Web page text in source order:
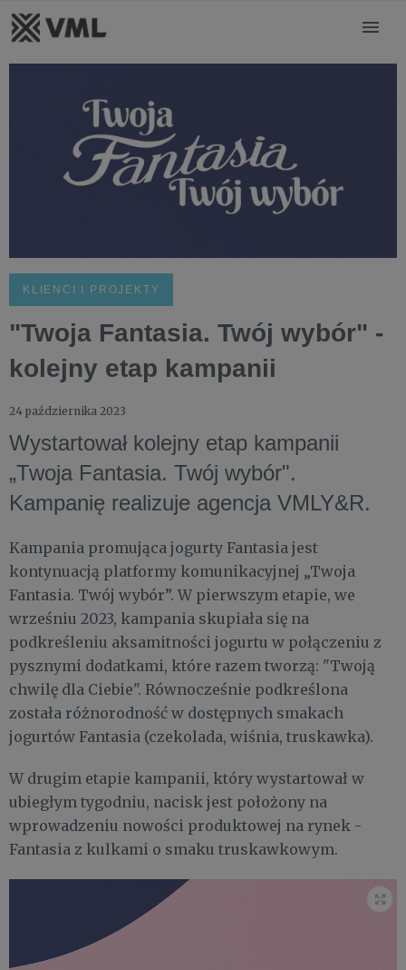
KLIENCI I PROJEKTY
"Twoja Fantasia. Twój wybór" -
kolejny etap kampanii
24 października 2023
Wystartował kolejny etap kampanii
„Twoja Fantasia. Twój wybór".
Kampanię realizuje agencja VMLY&R.
Kampania promująca jogurty Fantasia jest
kontynuacją platformy komunikacyjnej „Twoja
Fantasia. Twój wybór”. W pierwszym etapie, we
wrześniu 2023, kampania skupiała się na
podkreśleniu aksamitności jogurtu w połączeniu z
pysznymi dodatkami, które razem tworzą: "Twoją
chwilę dla Ciebie". Równocześnie podkreślona
została różnorodność w dostępnych smakach
jogurtów Fantasia (czekolada, wiśnia, truskawka).
W drugim etapie kampanii, który wystartował w
ubiegłym tygodniu, nacisk jest położony na
wprowadzeniu nowości produktowej na rynek -
Fantasia z kulkami o smaku truskawkowym.